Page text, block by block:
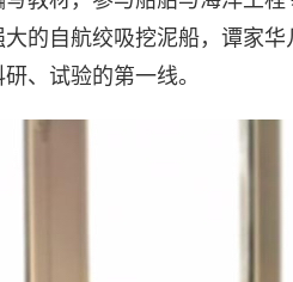
大的自航绞吸挖泥船，谭家华
研、试验的第一线。